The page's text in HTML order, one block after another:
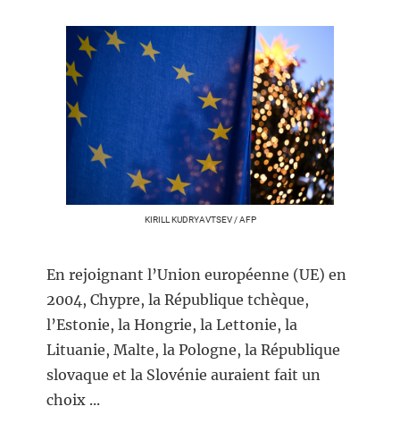
KIRILL KUDRYAVTSEV / AFP
En rejoignant l’Union européenne (UE) en
2004, Chypre, la République tchèque,
l’Estonie, la Hongrie, la Lettonie, la
Lituanie, Malte, la Pologne, la République
slovaque et la Slovénie auraient fait un
choix ...